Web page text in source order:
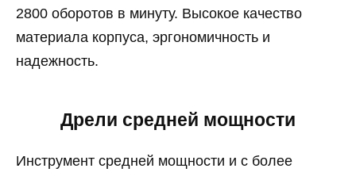
2800 оборотов в минуту. Высокое качество
материала корпуса, эргономичность и
надежность.
Дрели средней мощности
Инструмент средней мощности и с более